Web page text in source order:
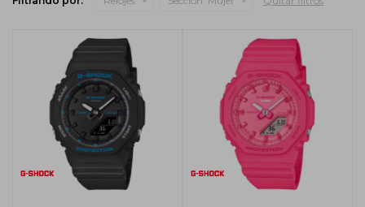
Edifice
Casio